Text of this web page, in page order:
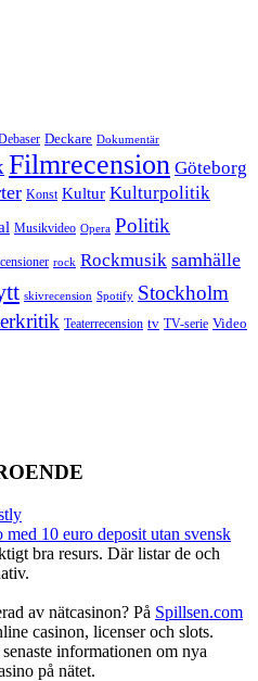
Deckare Dokumentär
Filmrecension Göteborg
Konst Kultur Kulturpolitik
Musikvideo Opera Politik
rock Rockmusik samhälle
skivrecension Spotify Stockholm
Teaterrecension tv TV-serie Video
med 10 euro deposit utan svensk
bra resurs. Där listar de och
av nätcasinon? På Spillsen.com
casinon, licenser och slots.
informationen om nya
på nätet.